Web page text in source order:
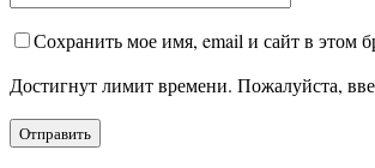
Сохранить мое имя, email и сайт в этом
Достигнут лимит времени. Пожалуйста,